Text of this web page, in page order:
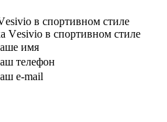
в спортивном стиле
имя
телефон
e-mail